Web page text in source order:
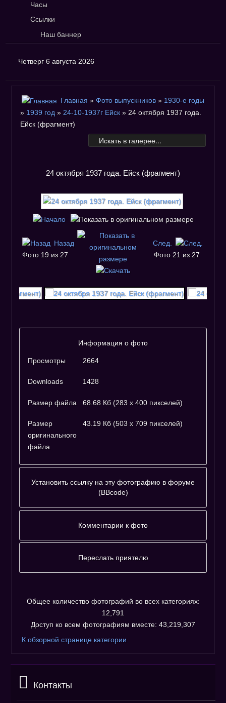
Часы
Ссылки
Наш баннер
Четверг 6 августа 2026
Главная » Фото выпускников» 1930-е годы
» 1939 год » 24-10-1937г Ейск» 24 октября 1937 года.
Ейск (фрагмент)
24 октября 1937 года. Ейск (фрагмент)
Назад
Фото 19 из 27
След.
Фото 21 из 27
Информация о фото
Просмотры 2664
Downloads 1428
Размер файла 68.68 Кб (283 x 400 пикселей)
Размер
оригинального
файла
43.19 Кб (503 x 709 пикселей)
Установить ссылку на эту фотографию в форуме
(BBcode)
Фотографию
Комментарии к фото
Комментариев к фото ещё нет.
разрешено оставлять комментарии. Пожалуйста,
Переслать приятелю
Пожалуйста, зарегистрируйтесь...
Общее количество фотографий во всех категориях:
12,791
Доступ ко всем фотографиям вместе: 43,219,307
К обзорной странице категории
Контакты